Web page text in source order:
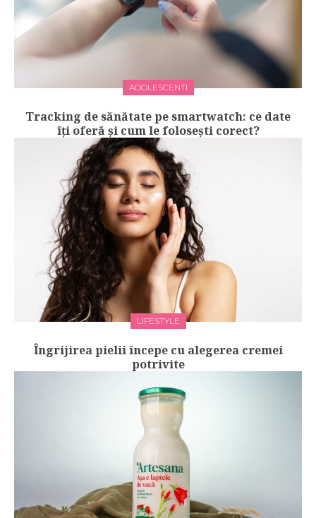
ADOLESCENTI
Tracking de sănătate pe smartwatch: ce date
îți oferă și cum le folosești corect?
LIFESTYLE
Îngrijirea pielii începe cu alegerea cremei
potrivite